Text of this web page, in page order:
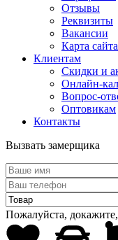
Отзывы
Реквизиты
Вакансии
Карта сайта
Клиентам
Скидки и
Онлайн-
Вопрос-
Оптовикам
Контакты
Вызвать замерщика
Пожалуйста,